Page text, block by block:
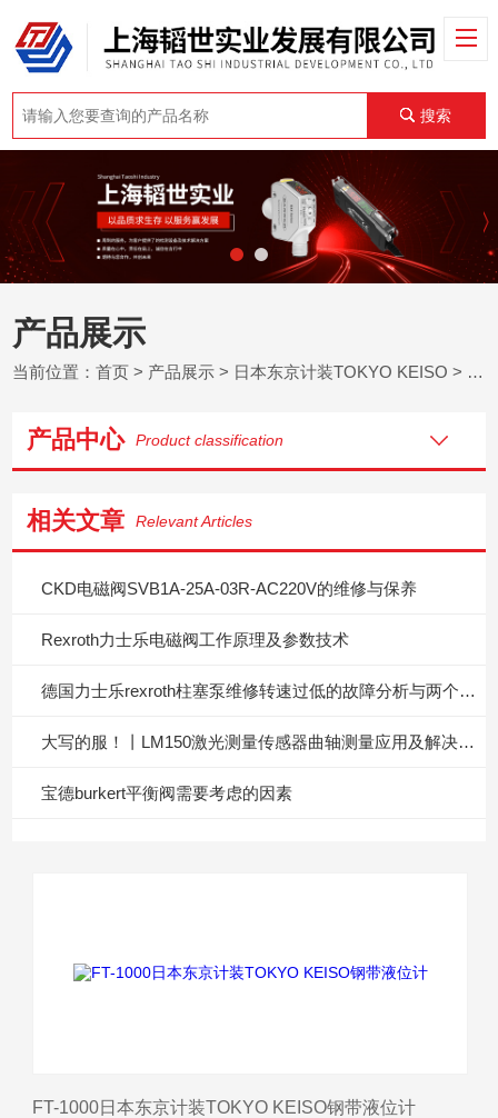
搜索
产品展示
当前位置：首页 > 产品展示 > 日本东京计装TOKYO KEISO >
产品中心 Product classification
相关文章 Relevant Articles
CKD电磁阀SVB1A-25A-03R-AC220V的维修与保养
Rexroth力士乐电磁阀工作原理及参数技术
德国力士乐rexroth柱塞泵维修转速过低的故障分析与两个解决方法
大写的服！丨LM150激光测量传感器曲轴测量应用及解决方案
宝德burkert平衡阀需要考虑的因素
FT-1000日本东京计装TOKYO KEISO钢带液位计